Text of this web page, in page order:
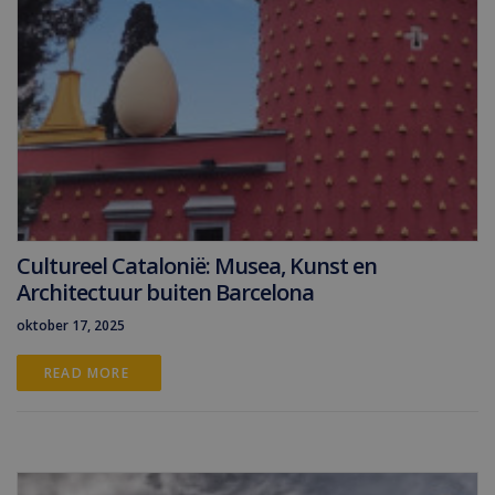
Cultureel Catalonië: Musea, Kunst en
Architectuur buiten Barcelona
oktober 17, 2025
READ MORE